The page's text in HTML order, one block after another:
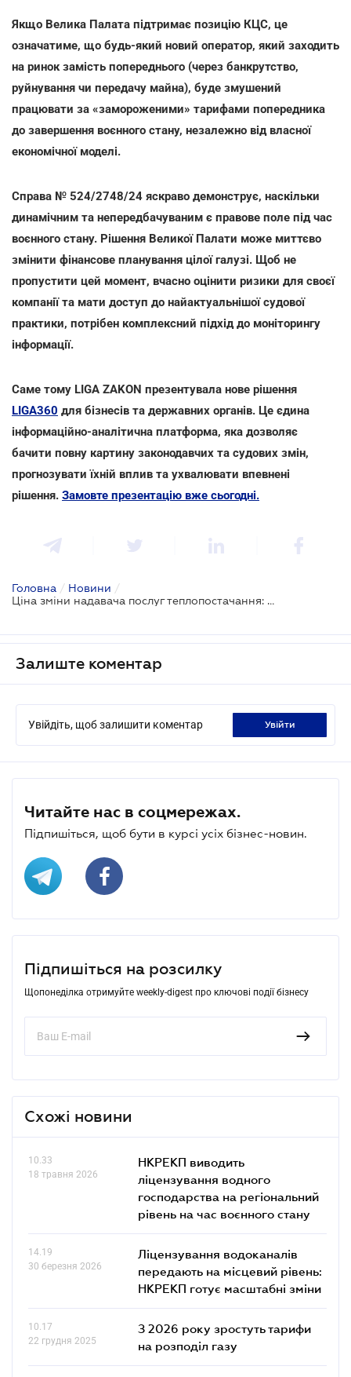
Якщо Велика Палата підтримає позицію КЦС, це
означатиме, що будь-який новий оператор, який заходить
на ринок замість попереднього (через банкрутство,
руйнування чи передачу майна), буде змушений
працювати за «замороженими» тарифами попередника
до завершення воєнного стану, незалежно від власної
економічної моделі.
Справа № 524/2748/24 яскраво демонструє, наскільки
динамічним та непередбачуваним є правове поле під час
воєнного стану. Рішення Великої Палати може миттєво
змінити фінансове планування цілої галузі. Щоб не
пропустити цей момент, вчасно оцінити ризики для своєї
компанії та мати доступ до найактуальнішої судової
практики, потрібен комплексний підхід до моніторингу
інформації.
Саме тому LIGA ZAKON презентувала нове рішення
LIGA360 для бізнесів та державних органів. Це єдина
інформаційно-аналітична платформа, яка дозволяє
бачити повну картину законодавчих та судових змін,
прогнозувати їхній вплив та ухвалювати впевнені
рішення. Замовте презентацію вже сьогодні.
Головна / Новини /
Ціна зміни надавача послуг теплопостачання: чи повинен новий оператор працювати за старими тарифами
Залиште коментар
Увійдіть, щоб залишити коментар увійти
Читайте нас в соцмережах.
Підпишіться, щоб бути в курсі усіх бізнес-новин.
Підпишіться на розсилку
Щопонеділка отримуйте weekly-digest про ключові події бізнесу
Схожі новини
10.33
18 травня 2026
НКРЕКП виводить
ліцензування водного
господарства на регіональний
рівень на час воєнного стану
14.19
30 березня 2026
Ліцензування водоканалів
передають на місцевий рівень:
НКРЕКП готує масштабні зміни
10.17
22 грудня 2025
З 2026 року зростуть тарифи
на розподіл газу